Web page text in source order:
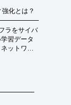
化とは？
ラをサイバ
習データ
ットワー
を確保す